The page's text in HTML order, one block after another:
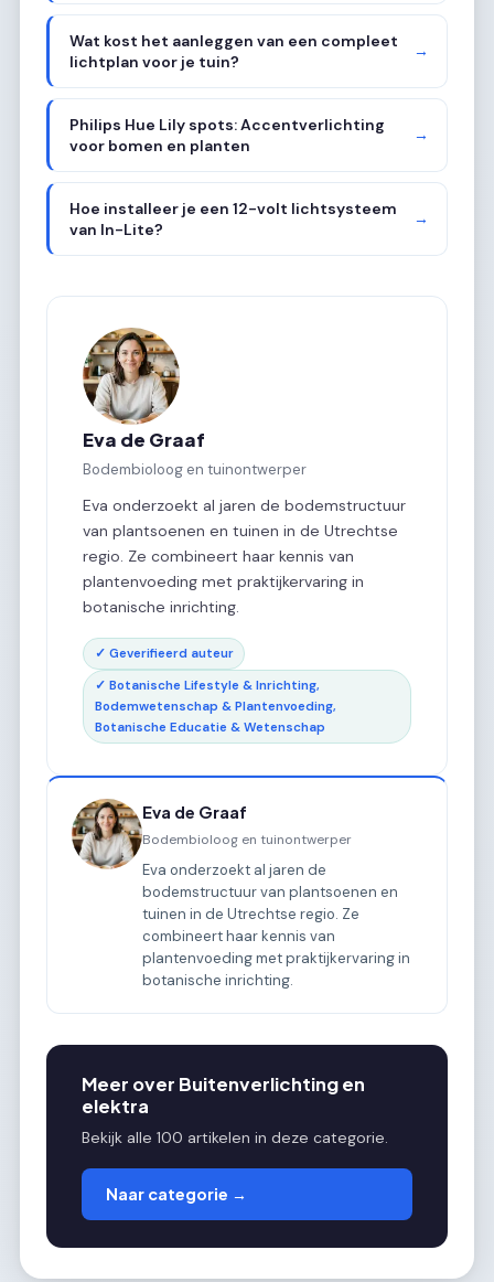
Wat kost het aanleggen van een compleet
lichtplan voor je tuin?
→
Philips Hue Lily spots: Accentverlichting
voor bomen en planten
→
Hoe installeer je een 12-volt lichtsysteem
van In-Lite?
→
Eva de Graaf
Bodembioloog en tuinontwerper
Eva onderzoekt al jaren de bodemstructuur
van plantsoenen en tuinen in de Utrechtse
regio. Ze combineert haar kennis van
plantenvoeding met praktijkervaring in
botanische inrichting.
✓ Geverifieerd auteur
✓ Botanische Lifestyle & Inrichting,
Bodemwetenschap & Plantenvoeding,
Botanische Educatie & Wetenschap
Eva de Graaf
Bodembioloog en tuinontwerper
Eva onderzoekt al jaren de
bodemstructuur van plantsoenen en
tuinen in de Utrechtse regio. Ze
combineert haar kennis van
plantenvoeding met praktijkervaring in
botanische inrichting.
Meer over Buitenverlichting en
elektra
Bekijk alle 100 artikelen in deze categorie.
Naar categorie →